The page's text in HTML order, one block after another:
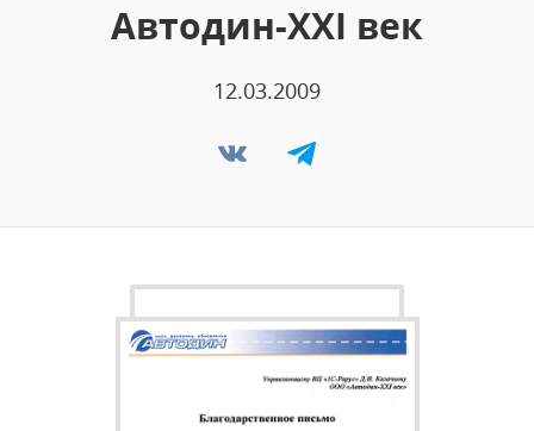
Автодин-XXI век
12.03.2009